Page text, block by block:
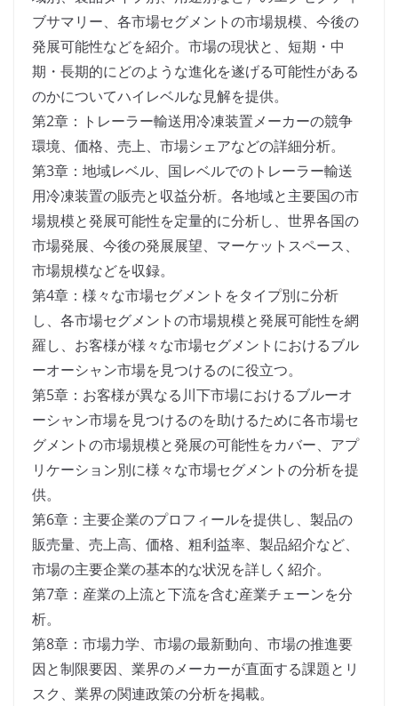
ブサマリー、各市場セグメントの市場規模、今後の
発展可能性などを紹介。市場の現状と、短期・中
期・長期的にどのような進化を遂げる可能性がある
のかについてハイレベルな見解を提供。
第2章：トレーラー輸送用冷凍装置メーカーの競争
環境、価格、売上、市場シェアなどの詳細分析。
第3章：地域レベル、国レベルでのトレーラー輸送
用冷凍装置の販売と収益分析。各地域と主要国の市
場規模と発展可能性を定量的に分析し、世界各国の
市場発展、今後の発展展望、マーケットスペース、
市場規模などを収録。
第4章：様々な市場セグメントをタイプ別に分析
し、各市場セグメントの市場規模と発展可能性を網
羅し、お客様が様々な市場セグメントにおけるブル
ーオーシャン市場を見つけるのに役立つ。
第5章：お客様が異なる川下市場におけるブルーオ
ーシャン市場を見つけるのを助けるために各市場セ
グメントの市場規模と発展の可能性をカバー、アプ
リケーション別に様々な市場セグメントの分析を提
供。
第6章：主要企業のプロフィールを提供し、製品の
販売量、売上高、価格、粗利益率、製品紹介など、
市場の主要企業の基本的な状況を詳しく紹介。
第7章：産業の上流と下流を含む産業チェーンを分
析。
第8章：市場力学、市場の最新動向、市場の推進要
因と制限要因、業界のメーカーが直面する課題とリ
スク、業界の関連政策の分析を掲載。